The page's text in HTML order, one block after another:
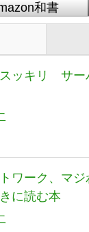
ッキリ サー
トワーク、マ
に読む本